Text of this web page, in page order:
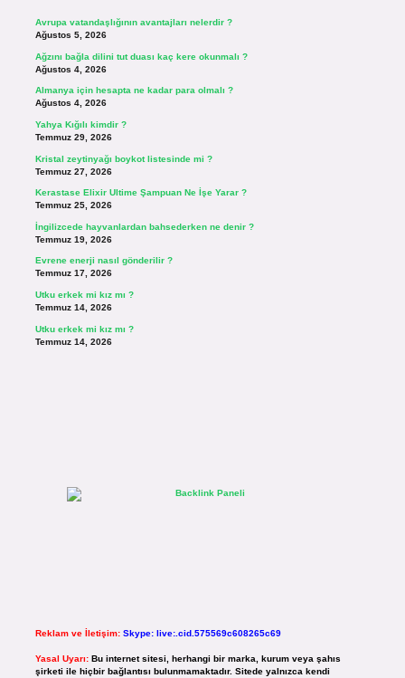
Avrupa vatandaşlığının avantajları nelerdir ?
Ağustos 5, 2026
Ağzını bağla dilini tut duası kaç kere okunmalı ?
Ağustos 4, 2026
Almanya için hesapta ne kadar para olmalı ?
Ağustos 4, 2026
Yahya Kığılı kimdir ?
Temmuz 29, 2026
Kristal zeytinyağı boykot listesinde mi ?
Temmuz 27, 2026
Kerastase Elixir Ultime Şampuan Ne İşe Yarar ?
Temmuz 25, 2026
İngilizcede hayvanlardan bahsederken ne denir ?
Temmuz 19, 2026
Evrene enerji nasıl gönderilir ?
Temmuz 17, 2026
Utku erkek mi kız mı ?
Temmuz 14, 2026
Utku erkek mi kız mı ?
Temmuz 14, 2026
Reklam ve İletişim: Skype: live:.cid.575569c608265c69
Yasal Uyarı: Bu internet sitesi, herhangi bir marka, kurum veya şahıs
şirketi ile hiçbir bağlantısı bulunmamaktadır. Sitede yalnızca kendi